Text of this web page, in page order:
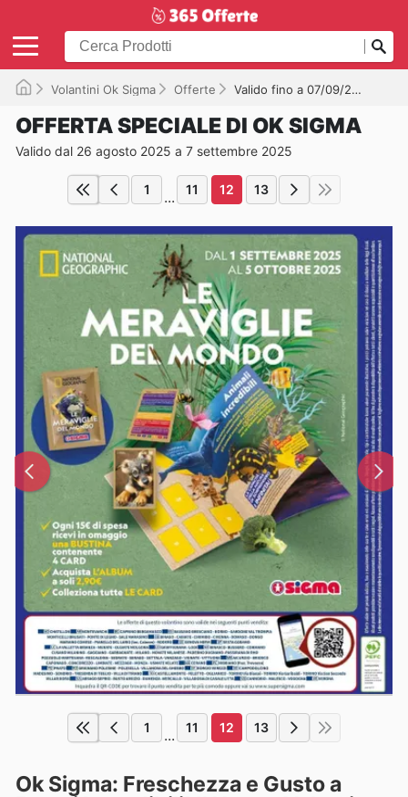
Volantini Ok Sigma Offerte Valido fino a 07/09/2025
OFFERTA SPECIALE DI OK SIGMA
Valido dal 26 agosto 2025 a 7 settembre 2025
1 ... 11 12 13
1 ... 11 12 13
Ok Sigma: Freschezza e Gusto a